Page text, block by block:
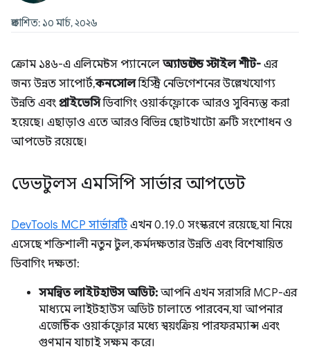
প্রকাশিত: ১০ মার্চ, ২০২৬
ক্রোম ১৪৬-এ এলিমেন্টস প্যানেলে অ্যাডপ্টেড স্টাইল শীট- এর
জন্য উন্নত সাপোর্ট,কনসোলহিস্ট্রি নেভিগেশনের উল্লেখযোগ্য
উন্নতি এবং প্রাইভেসিডিবাগিং ওয়ার্কফ্লোকে আরও সুবিন্যস্ত করা
হয়েছে। এছাড়াও এতে আরও বিভিন্ন ছোটখাটো ত্রুটি সংশোধন ও
আপডেট রয়েছে।
ডেভটুলস এমসিপি সার্ভার আপডেট
DevTools MCP সার্ভারটিএখন 0.19.0 সংস্করণে রয়েছে, যা নিয়ে
এসেছে শক্তিশালী নতুন টুল, কর্মদক্ষতার উন্নতি এবং বিশেষায়িত
ডিবাগিং দক্ষতা:
সমন্বিত লাইটহাউস অডিট: আপনি এখন সরাসরি MCP-এর
মাধ্যমে লাইটহাউস অডিট চালাতে পারবেন, যা আপনার
এজেন্টিক ওয়ার্কফ্লোর মধ্যে স্বয়ংক্রিয় পারফরম্যান্স এবং
গুণমান যাচাই সক্ষম করে।